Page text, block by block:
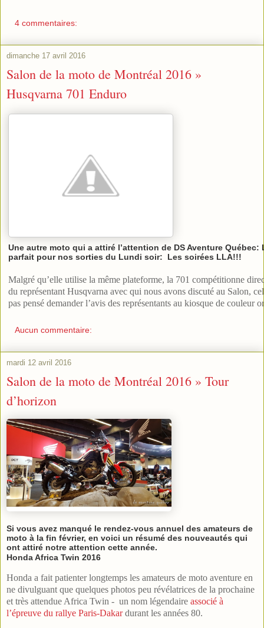
4 commentaires:
dimanche 17 avril 2016
Salon de la moto de Montréal 2016 »
Husqvarna 701 Enduro
Une autre moto qui a attiré l’attention de DS Aventure
parfait pour nos sorties du Lundi soir: Les soirées LLA!!!
Malgré qu’elle utilise la même plateforme, la 701 compétitionne
du représentant Husqvarna avec qui nous avons discuté au Salon,
pas pensé demander l’avis des représentants au kiosque de couleur
Aucun commentaire:
mardi 12 avril 2016
Salon de la moto de Montréal 2016 » Tour
d’horizon
Si vous avez manqué le rendez-vous annuel des amateurs de
moto à la fin février, en voici un résumé des nouveautés qui
ont attiré notre attention cette année.
Honda Africa Twin 2016
Honda a fait patienter longtemps les amateurs de moto aventure en
ne divulguant que quelques photos peu révélatrices de la prochaine
et très attendue Africa Twin - un nom légendaire associé à
l’épreuve du rallye Paris-Dakardurant les années 80.